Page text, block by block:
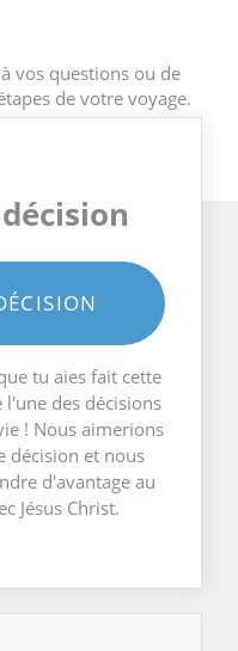
vos questions ou de
de votre voyage.
tu aies fait cette
des décisions
! Nous aimerions
décision et nous
d'avantage au
Jésus Christ.